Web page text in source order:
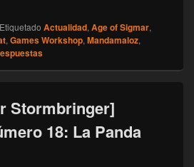
of Sigmar Stormbringer] Abriendo el
Etiquetado Actualidad, Age of Sigmar,
, Games Workshop, Mandamaloz,
Stormbringer]
18: La Panda